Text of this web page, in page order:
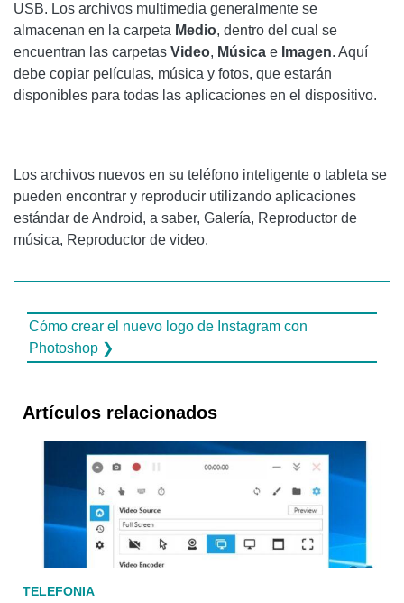
USB. Los archivos multimedia generalmente se
almacenan en la carpeta Medio, dentro del cual se
encuentran las carpetas Video, Música e Imagen. Aquí
debe copiar películas, música y fotos, que estarán
disponibles para todas las aplicaciones en el dispositivo.
Los archivos nuevos en su teléfono inteligente o tableta se
pueden encontrar y reproducir utilizando aplicaciones
estándar de Android, a saber, Galería, Reproductor de
música, Reproductor de video.
Cómo crear el nuevo logo de Instagram con
Photoshop ❯
Artículos relacionados
TELEFONIA